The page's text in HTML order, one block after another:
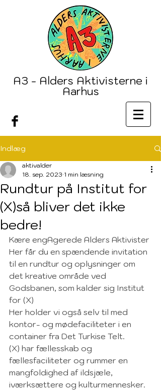
A3 - Alders Aktivisterne i
Aarhus
Indlæg
Rundtur på Institut for
(X)så bliver det ikke
bedre!
aktivalder
18. sep. 2023 1 min læsning
Kære engAgerede Alders Aktivister
Her får du en spændende invitation
til en rundtur og oplysninger om
det kreative område ved
Godsbanen, som kalder sig Institut
for (X)
Her holder vi også selv til med
kontor- og mødefaciliteter i en
container fra Det Turkise Telt.
(X) har fællesskab og
fællesfaciliteter og rummer en
mangfoldighed af ildsjæle,
iværksættere og kulturmennesker.